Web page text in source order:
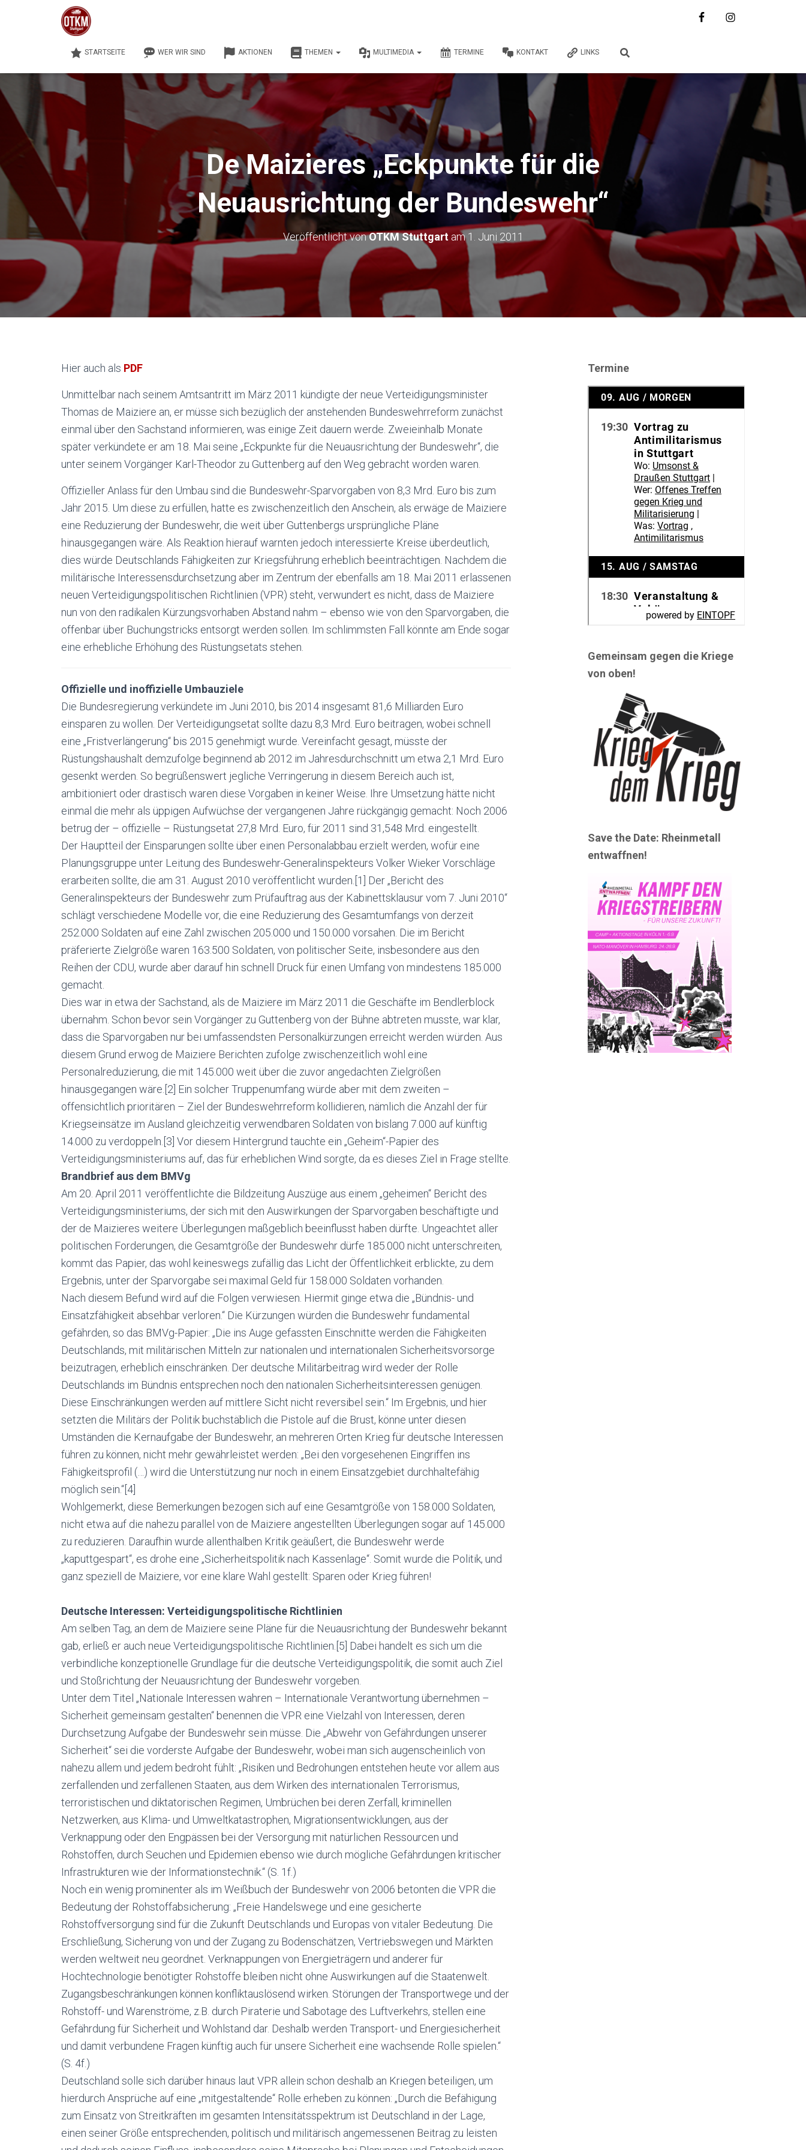
STARTSEITE WER WIR SIND AKTIONEN THEMEN MULTIMEDIA TERMINE KONTAKT LINKS
De Maizieres „Eckpunkte für die
Neuausrichtung der Bundeswehr“
Veröffentlicht vonOTKM Stuttgartam1. Juni 2011
Hier auch als PDF
Unmittelbar nach seinem Amtsantritt im März 2011 kündigte der neue Verteidigungsminister
Thomas de Maiziere an, er müsse sich bezüglich der anstehenden Bundeswehrreform zunächst
einmal über den Sachstand informieren, was einige Zeit dauern werde. Zweieinhalb Monate
später verkündete er am 18. Mai seine „Eckpunkte für die Neuausrichtung der Bundeswehr“, die
unter seinem Vorgänger Karl-Theodor zu Guttenberg auf den Weg gebracht worden waren.
Offizieller Anlass für den Umbau sind die Bundeswehr-Sparvorgaben von 8,3 Mrd. Euro bis zum
Jahr 2015. Um diese zu erfüllen, hatte es zwischenzeitlich den Anschein, als erwäge de Maiziere
eine Reduzierung der Bundeswehr, die weit über Guttenbergs ursprüngliche Pläne
hinausgegangen wäre. Als Reaktion hierauf warnten jedoch interessierte Kreise überdeutlich,
dies würde Deutschlands Fähigkeiten zur Kriegsführung erheblich beeinträchtigen. Nachdem die
militärische Interessensdurchsetzung aber im Zentrum der ebenfalls am 18. Mai 2011 erlassenen
neuen Verteidigungspolitischen Richtlinien (VPR) steht, verwundert es nicht, dass de Maiziere
nun von den radikalen Kürzungsvorhaben Abstand nahm – ebenso wie von den Sparvorgaben, die
offenbar über Buchungstricks entsorgt werden sollen. Im schlimmsten Fall könnte am Ende sogar
eine erhebliche Erhöhung des Rüstungsetats stehen.
Offizielle und inoffizielle Umbauziele
Die Bundesregierung verkündete im Juni 2010, bis 2014 insgesamt 81,6 Milliarden Euro
einsparen zu wollen. Der Verteidigungsetat sollte dazu 8,3 Mrd. Euro beitragen, wobei schnell
eine „Fristverlängerung“ bis 2015 genehmigt wurde. Vereinfacht gesagt, müsste der
Rüstungshaushalt demzufolge beginnend ab 2012 im Jahresdurchschnitt um etwa 2,1 Mrd. Euro
gesenkt werden. So begrüßenswert jegliche Verringerung in diesem Bereich auch ist,
ambitioniert oder drastisch waren diese Vorgaben in keiner Weise. Ihre Umsetzung hätte nicht
einmal die mehr als üppigen Aufwüchse der vergangenen Jahre rückgängig gemacht: Noch 2006
betrug der – offizielle – Rüstungsetat 27,8 Mrd. Euro, für 2011 sind 31,548 Mrd. eingestellt.
Der Hauptteil der Einsparungen sollte über einen Personalabbau erzielt werden, wofür eine
Planungsgruppe unter Leitung des Bundeswehr-Generalinspekteurs Volker Wieker Vorschläge
erarbeiten sollte, die am 31. August 2010 veröffentlicht wurden.[1] Der „Bericht des
Generalinspekteurs der Bundeswehr zum Prüfauftrag aus der Kabinettsklausur vom 7. Juni 2010“
schlägt verschiedene Modelle vor, die eine Reduzierung des Gesamtumfangs von derzeit
252.000 Soldaten auf eine Zahl zwischen 205.000 und 150.000 vorsahen. Die im Bericht
präferierte Zielgröße waren 163.500 Soldaten, von politischer Seite, insbesondere aus den
Reihen der CDU, wurde aber darauf hin schnell Druck für einen Umfang von mindestens 185.000
gemacht.
Dies war in etwa der Sachstand, als de Maiziere im März 2011 die Geschäfte im Bendlerblock
übernahm. Schon bevor sein Vorgänger zu Guttenberg von der Bühne abtreten musste, war klar,
dass die Sparvorgaben nur bei umfassendsten Personalkürzungen erreicht werden würden. Aus
diesem Grund erwog de Maiziere Berichten zufolge zwischenzeitlich wohl eine
Personalreduzierung, die mit 145.000 weit über die zuvor angedachten Zielgrößen
hinausgegangen wäre.[2] Ein solcher Truppenumfang würde aber mit dem zweiten –
offensichtlich prioritären – Ziel der Bundeswehrreform kollidieren, nämlich die Anzahl der für
Kriegseinsätze im Ausland gleichzeitig verwendbaren Soldaten von bislang 7.000 auf künftig
14.000 zu verdoppeln.[3] Vor diesem Hintergrund tauchte ein „Geheim“-Papier des
Verteidigungsministeriums auf, das für erheblichen Wind sorgte, da es dieses Ziel in Frage stellte.
Brandbrief aus dem BMVg
Am 20. April 2011 veröffentlichte die Bildzeitung Auszüge aus einem „geheimen“ Bericht des
Verteidigungsministeriums, der sich mit den Auswirkungen der Sparvorgaben beschäftigte und
der de Maizieres weitere Überlegungen maßgeblich beeinflusst haben dürfte. Ungeachtet aller
politischen Forderungen, die Gesamtgröße der Bundeswehr dürfe 185.000 nicht unterschreiten,
kommt das Papier, das wohl keineswegs zufällig das Licht der Öffentlichkeit erblickte, zu dem
Ergebnis, unter der Sparvorgabe sei maximal Geld für 158.000 Soldaten vorhanden.
Nach diesem Befund wird auf die Folgen verwiesen. Hiermit ginge etwa die „Bündnis- und
Einsatzfähigkeit absehbar verloren.“ Die Kürzungen würden die Bundeswehr fundamental
gefährden, so das BMVg-Papier: „Die ins Auge gefassten Einschnitte werden die Fähigkeiten
Deutschlands, mit militärischen Mitteln zur nationalen und internationalen Sicherheitsvorsorge
beizutragen, erheblich einschränken. Der deutsche Militärbeitrag wird weder der Rolle
Deutschlands im Bündnis entsprechen noch den nationalen Sicherheitsinteressen genügen.
Diese Einschränkungen werden auf mittlere Sicht nicht reversibel sein.“ Im Ergebnis, und hier
setzten die Militärs der Politik buchstäblich die Pistole auf die Brust, könne unter diesen
Umständen die Kernaufgabe der Bundeswehr, an mehreren Orten Krieg für deutsche Interessen
führen zu können, nicht mehr gewährleistet werden: „Bei den vorgesehenen Eingriffen ins
Fähigkeitsprofil (…) wird die Unterstützung nur noch in einem Einsatzgebiet durchhaltefähig
möglich sein.“[4]
Wohlgemerkt, diese Bemerkungen bezogen sich auf eine Gesamtgröße von 158.000 Soldaten,
nicht etwa auf die nahezu parallel von de Maiziere angestellten Überlegungen sogar auf 145.000
zu reduzieren. Daraufhin wurde allenthalben Kritik geäußert, die Bundeswehr werde
„kaputtgespart“, es drohe eine „Sicherheitspolitik nach Kassenlage“. Somit wurde die Politik, und
ganz speziell de Maiziere, vor eine klare Wahl gestellt: Sparen oder Krieg führen!
Deutsche Interessen: Verteidigungspolitische Richtlinien
Am selben Tag, an dem de Maiziere seine Pläne für die Neuausrichtung der Bundeswehr bekannt
gab, erließ er auch neue Verteidigungspolitische Richtlinien.[5] Dabei handelt es sich um die
verbindliche konzeptionelle Grundlage für die deutsche Verteidigungspolitik, die somit auch Ziel
und Stoßrichtung der Neuausrichtung der Bundeswehr vorgeben.
Unter dem Titel „Nationale Interessen wahren – Internationale Verantwortung übernehmen –
Sicherheit gemeinsam gestalten“ benennen die VPR eine Vielzahl von Interessen, deren
Durchsetzung Aufgabe der Bundeswehr sein müsse. Die „Abwehr von Gefährdungen unserer
Sicherheit“ sei die vorderste Aufgabe der Bundeswehr, wobei man sich augenscheinlich von
nahezu allem und jedem bedroht fühlt: „Risiken und Bedrohungen entstehen heute vor allem aus
zerfallenden und zerfallenen Staaten, aus dem Wirken des internationalen Terrorismus,
terroristischen und diktatorischen Regimen, Umbrüchen bei deren Zerfall, kriminellen
Netzwerken, aus Klima- und Umweltkatastrophen, Migrationsentwicklungen, aus der
Verknappung oder den Engpässen bei der Versorgung mit natürlichen Ressourcen und
Rohstoffen, durch Seuchen und Epidemien ebenso wie durch mögliche Gefährdungen kritischer
Infrastrukturen wie der Informationstechnik.“ (S. 1f.)
Noch ein wenig prominenter als im Weißbuch der Bundeswehr von 2006 betonten die VPR die
Bedeutung der Rohstoffabsicherung: „Freie Handelswege und eine gesicherte
Rohstoffversorgung sind für die Zukunft Deutschlands und Europas von vitaler Bedeutung. Die
Erschließung, Sicherung von und der Zugang zu Bodenschätzen, Vertriebswegen und Märkten
werden weltweit neu geordnet. Verknappungen von Energieträgern und anderer für
Hochtechnologie benötigter Rohstoffe bleiben nicht ohne Auswirkungen auf die Staatenwelt.
Zugangsbeschränkungen können konfliktauslösend wirken. Störungen der Transportwege und der
Rohstoff- und Warenströme, z.B. durch Piraterie und Sabotage des Luftverkehrs, stellen eine
Gefährdung für Sicherheit und Wohlstand dar. Deshalb werden Transport- und Energiesicherheit
und damit verbundene Fragen künftig auch für unsere Sicherheit eine wachsende Rolle spielen.“
(S. 4f.)
Deutschland solle sich darüber hinaus laut VPR allein schon deshalb an Kriegen beteiligen, um
hierdurch Ansprüche auf eine „mitgestaltende“ Rolle erheben zu können: „Durch die Befähigung
zum Einsatz von Streitkräften im gesamten Intensitätsspektrum ist Deutschland in der Lage,
einen seiner Größe entsprechenden, politisch und militärisch angemessenen Beitrag zu leisten
Termine
Gemeinsam gegen die Kriege
von oben!
Save the Date: Rheinmetall
entwaffnen!